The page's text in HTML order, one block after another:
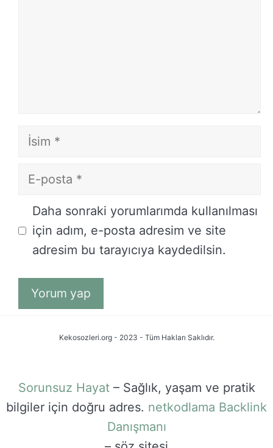
İsim
E-
İnternet
sitesi
Daha sonraki yorumlarımda kullanılması
için adım, e-posta adresim ve site
adresim bu tarayıcıya kaydedilsin.
Kekosozleri.org - 2023 - Tüm Hakları Saklıdır.
Sorunsuz Hayat– Sağlık, yaşam ve pratik
bilgiler için doğru adres. netkodlama Backlink
Danışmanı